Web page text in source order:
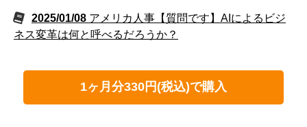
2025/01/08 アメリカ人事【質問です】AIによるビジ
ネス変革は何と呼べるだろうか？
1ヶ月分330円(税込)で購入